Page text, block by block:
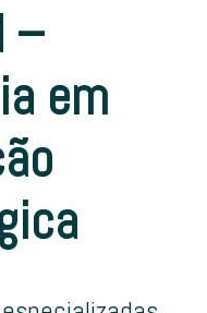
–
em